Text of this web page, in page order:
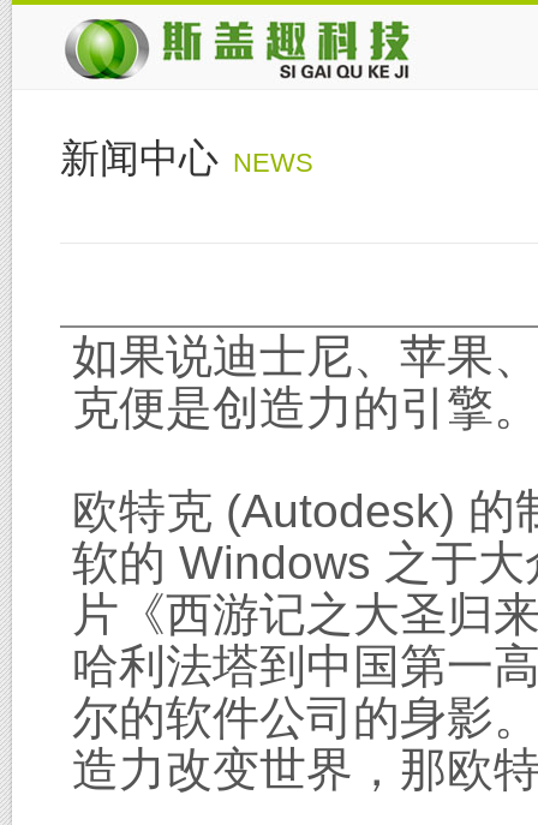
新闻中心 NEWS
如果说迪士尼、苹果
克便是创造力的引擎
欧特克 (Autodesk) 的
软的 Windows 之于
片《西游记之大圣归
哈利法塔到中国第一
尔的软件公司的身影
造力改变世界，那欧